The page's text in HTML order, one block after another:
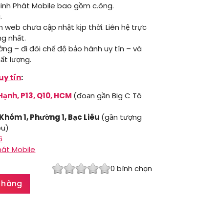
Phát Mobile bao gồm c.ông.
web chưa cập nhật kịp thời. Liên hệ trực
nhất.
– đi đôi chế độ bảo hành uy tín – và
lượng.
tín:
P13, Q10, HCM (đoạn gần Big C Tô
1, Phường 1, Bạc Liêu (gần tượng
Mobile
0 bình chọn